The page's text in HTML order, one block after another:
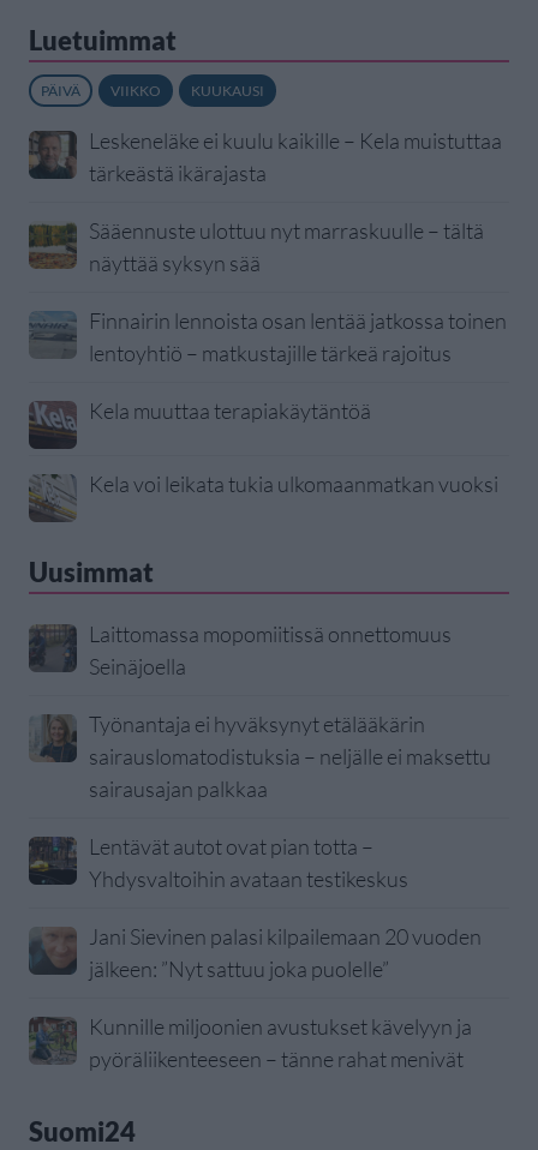
Luetuimmat
PÄIVÄ VIIKKO KUUKAUSI
Leskeneläke ei kuulu kaikille – Kela muistuttaa
tärkeästä ikärajasta
Sääennuste ulottuu nyt marraskuulle – tältä
näyttää syksyn sää
Finnairin lennoista osan lentää jatkossa toinen
lentoyhtiö – matkustajille tärkeä rajoitus
Kela muuttaa terapiakäytäntöä
Kela voi leikata tukia ulkomaanmatkan vuoksi
Uusimmat
Laittomassa mopomiitissä onnettomuus
Seinäjoella
Työnantaja ei hyväksynyt etälääkärin
sairauslomatodistuksia – neljälle ei maksettu
sairausajan palkkaa
Lentävät autot ovat pian totta –
Yhdysvaltoihin avataan testikeskus
Jani Sievinen palasi kilpailemaan 20 vuoden
jälkeen: ”Nyt sattuu joka puolelle”
Kunnille miljoonien avustukset kävelyyn ja
pyöräliikenteeseen – tänne rahat menivät
Suomi24